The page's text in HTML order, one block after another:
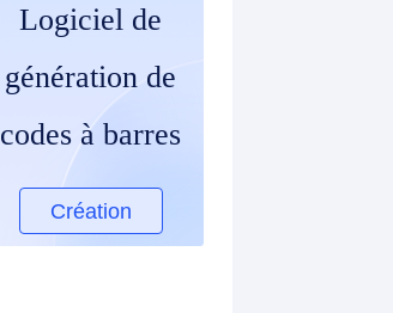
Logiciel de
génération de
codes à barres
Création